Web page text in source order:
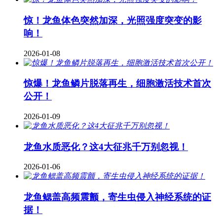
惊！龙鱼体色突然加深，光照强度突变的影
响！
2026-01-08
惊爆！龙鱼鳞片脱落再生，细胞激活技术首次
公开！
2026-01-09
龙鱼水质恶化？这4大征兆千万别忽视！
2026-01-06
龙鱼鳃盖高频震颤，寄生虫侵入神经系统的证
据！